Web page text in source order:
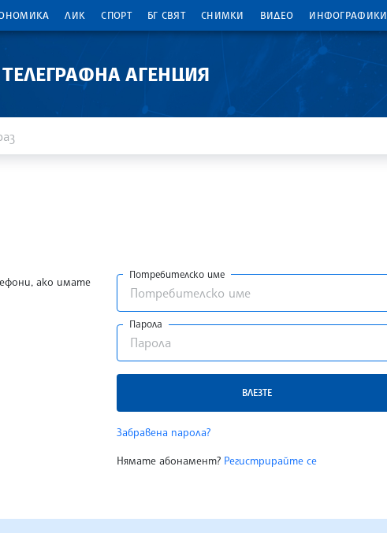
ЛИК СПОРТ БГ СВЯТ СНИМКИ ВИДЕО ИНФОГРАФИКИ
АГЕНЦИЯ
ако имате
Потребителско име
Парола
ВЛЕЗТЕ
Забравена парола?
Нямате абонамент? Регистрирайте се